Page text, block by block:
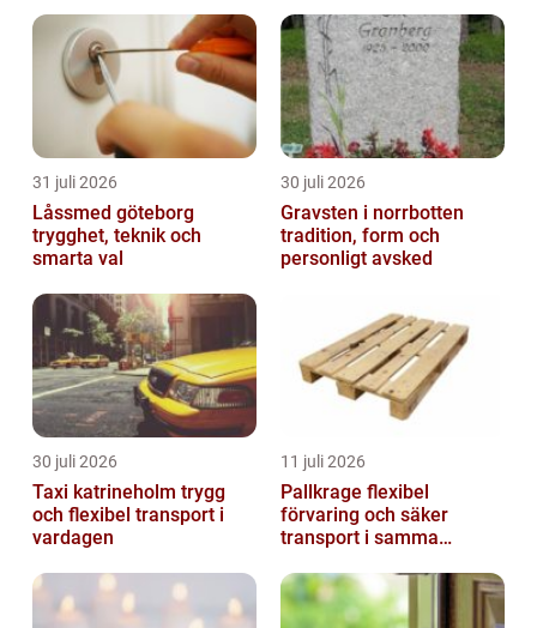
31 juli 2026
Låssmed göteborg
trygghet, teknik och
smarta val
30 juli 2026
Gravsten i norrbotten
tradition, form och
personligt avsked
30 juli 2026
Taxi katrineholm trygg
och flexibel transport i
vardagen
11 juli 2026
Pallkrage flexibel
förvaring och säker
transport i samma